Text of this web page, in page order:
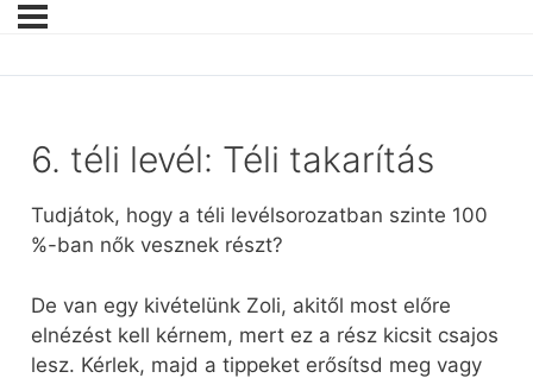
6. téli levél: Téli takarítás
Tudjátok, hogy a téli levélsorozatban szinte 100
%-ban nők vesznek részt?
De van egy kivételünk Zoli, akitől most előre
elnézést kell kérnem, mert ez a rész kicsit csajos
lesz. Kérlek, majd a tippeket erősítsd meg vagy